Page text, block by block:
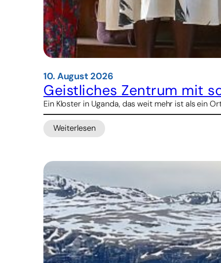
10. August 2026
Geistliches Zentrum mit
Ein Kloster in Uganda, das weit mehr ist als ein
Weiterlesen
:
sozialer
Strahlkraft:
Das
Kloster
Tororo
in
Uganda